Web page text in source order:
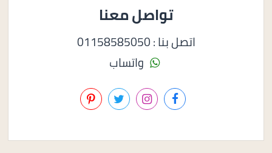
تواصل معنا
اتصل بنا : 01158585050
واتساب